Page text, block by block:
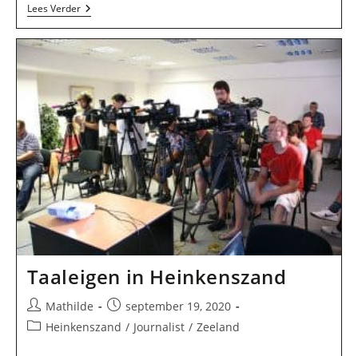
Lees VerderJ.H.
Sandberg
In
Middelburg
Taaleigen in Heinkenszand
Bericht
auteur:
Mathilde
Bericht
gepubliceerd
september 19, 2020
Berichtcategorie:
Heinkenszand / Journalist / Zeeland